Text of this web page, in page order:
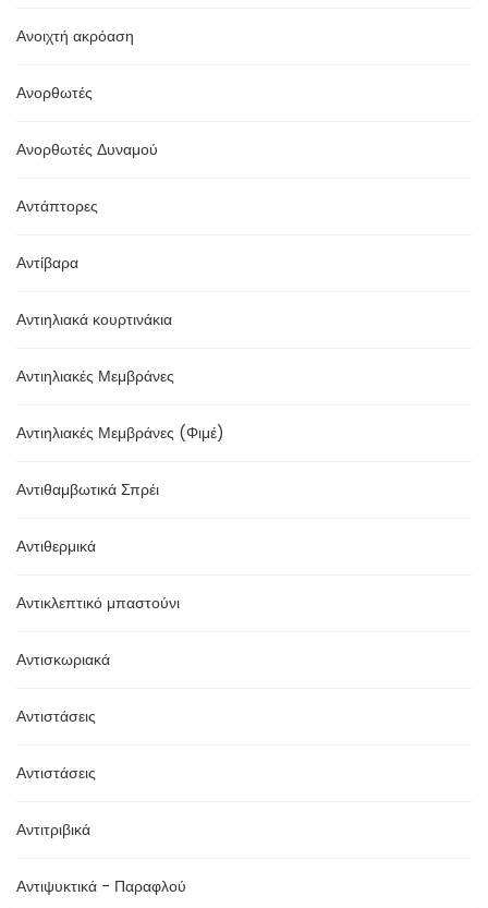
Ανοιχτή ακρόαση
Ανορθωτές
Ανορθωτές Δυναμού
Αντάπτορες
Αντίβαρα
Αντιηλιακά κουρτινάκια
Αντιηλιακές Μεμβράνες
Αντιηλιακές Μεμβράνες (Φιμέ)
Αντιθαμβωτικά Σπρέι
Αντιθερμικά
Αντικλεπτικό μπαστούνι
Αντισκωριακά
Αντιστάσεις
Αντιστάσεις
Αντιτριβικά
Αντιψυκτικά - Παραφλού